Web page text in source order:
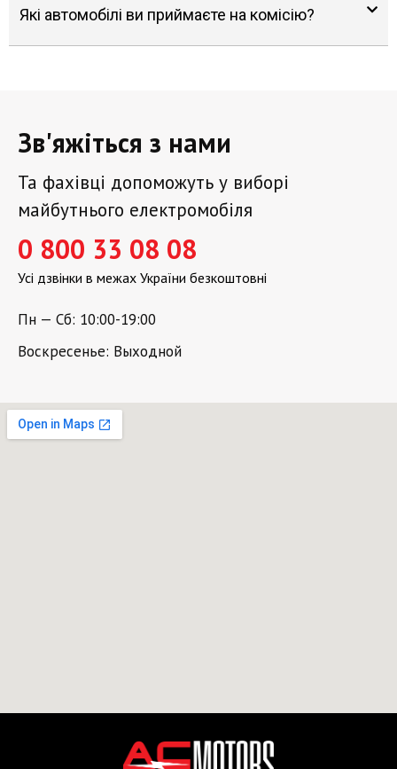
Які автомобілі ви приймаєте на комісію?
Зв'яжіться з нами
Та фахівці допоможуть у виборі
майбутнього електромобіля
0 800 33 08 08
Усі дзвінки в межах України безкоштовні
Пн — Сб: 10:00-19:00
Воскресенье: Выходной